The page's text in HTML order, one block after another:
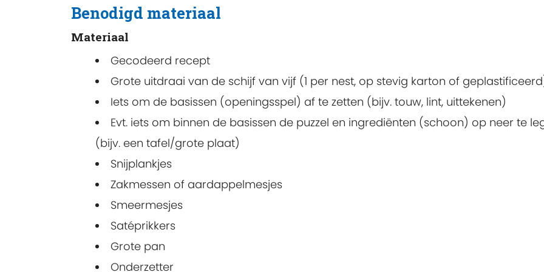
Benodigd materiaal
Materiaal
Gecodeerd recept
Grote uitdraai van de schijf van vijf (1 per nest, op stevig karton of
Iets om de basissen (openingsspel) af te zetten (bijv. touw, lint, uittekenen)
Evt. iets om binnen de basissen de puzzel en ingrediënten (schoon) op neer te
(bijv. een tafel/grote plaat)
Snijplankjes
Zakmessen of aardappelmesjes
Smeermesjes
Satéprikkers
Grote pan
Onderzetter